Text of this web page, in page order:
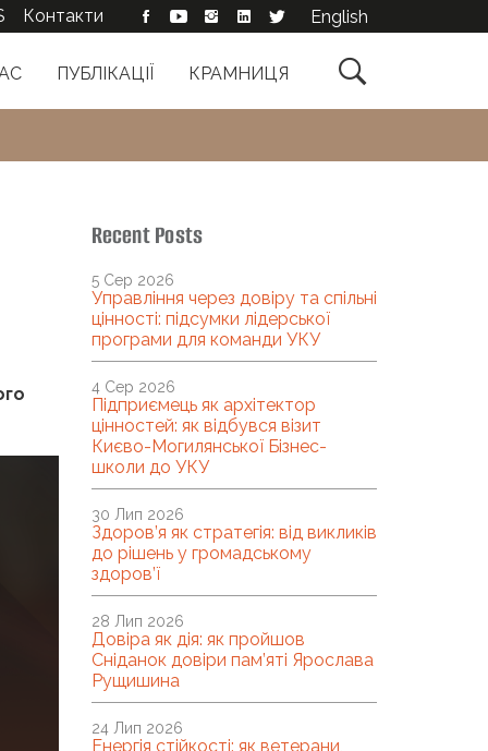

ПУБЛІКАЦІЇ КРАМНИЦЯ
Контакти English
Recent Posts
Управління через довіру та спільні
цінності: підсумки лідерської
програми для команди УКУ
5 Сер 2026
Підприємець як архітектор
цінностей: як відбувся візит
Києво-Могилянської Бізнес-
школи до УКУ
4 Сер 2026
Здоров’я як стратегія: від викликів
до рішень у громадському
здоров’ї
30 Лип 2026
Довіра як дія: як пройшов
Сніданок довіри пам’яті Ярослава
Рущишина
28 Лип 2026
Енергія стійкості: як ветерани,
24 Лип 2026